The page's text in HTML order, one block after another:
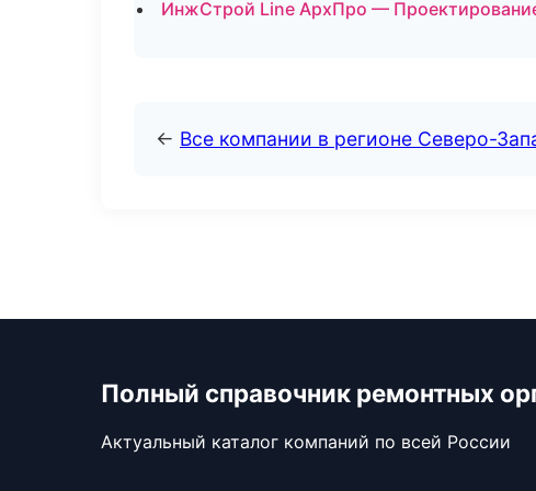
ИнжСтрой Line АрхПро —
← Все компании в регионе Северо-
Полный справочник ремонтных
Актуальный каталог компаний по всей России